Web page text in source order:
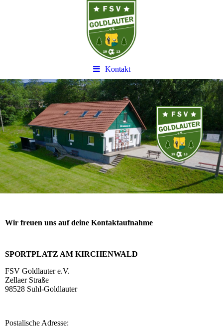
Kontakt
Wir freuen uns auf deine Kontaktaufnahme
SPORTPLATZ AM KIRCHENWALD
FSV Goldlauter e.V.
Zellaer Straße
98528 Suhl-Goldlauter
Postalische Adresse: